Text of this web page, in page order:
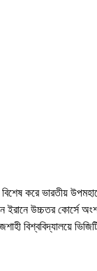
করে ভারতীয়
ইরানে উচ্চতর কোর্সে
বিশ্ববিদ্যালয়ে